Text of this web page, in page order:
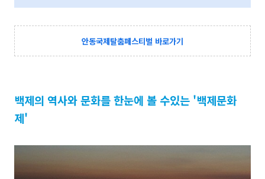
안동국제탈춤페스티벌 바로가기
백제의 역사와 문화를 한눈에 볼 수있는 '백제문화
제'